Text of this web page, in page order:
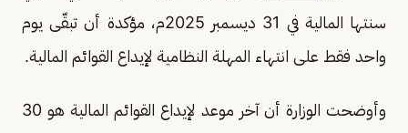
سنتها المالية في 31 ديسمبر 2025م، مؤكدة أن تبقّى يوم
واحد فقط على انتهاء المهلة النظامية لإيداع القوائم المالية.
وأوضحت الوزارة أن آخر موعد لإيداع القوائم المالية هو 30